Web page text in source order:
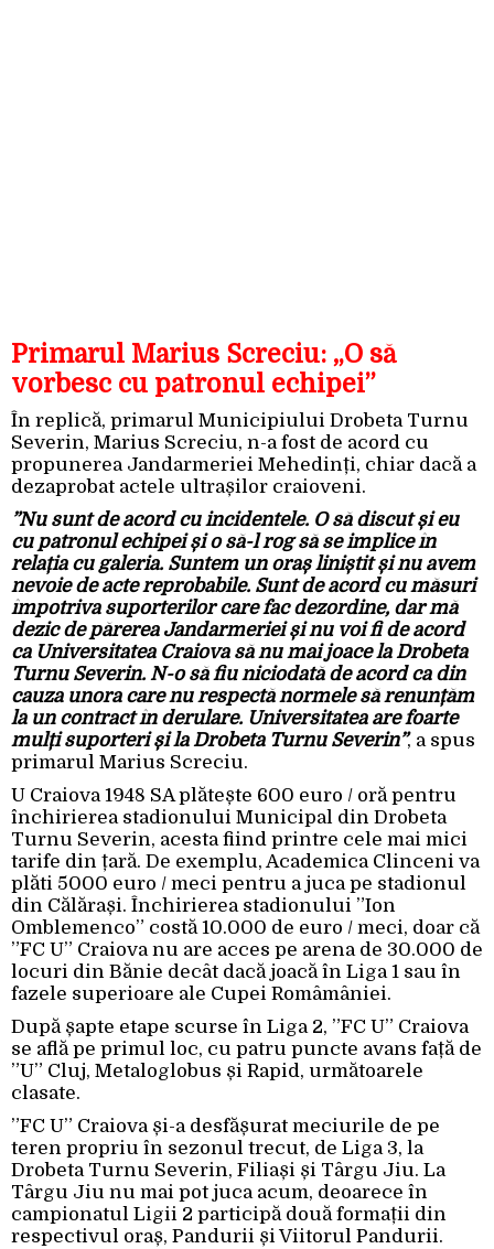
Primarul Marius Screciu: „O să
vorbesc cu patronul echipei”
În replică, primarul Municipiului Drobeta Turnu
Severin, Marius Screciu, n-a fost de acord cu
propunerea Jandarmeriei Mehedinți, chiar dacă a
dezaprobat actele ultrașilor craioveni.
”Nu sunt de acord cu incidentele. O să discut și eu
cu patronul echipei și o să-l rog să se implice în
relația cu galeria. Suntem un oraș liniștit și nu avem
nevoie de acte reprobabile. Sunt de acord cu măsuri
împotriva suporterilor care fac dezordine, dar mă
dezic de părerea Jandarmeriei și nu voi fi de acord
ca Universitatea Craiova să nu mai joace la Drobeta
Turnu Severin. N-o să fiu niciodată de acord ca din
cauza unora care nu respectă normele să renunțăm
la un contract în derulare. Universitatea are foarte
mulți suporteri și la Drobeta Turnu Severin”, a spus
primarul Marius Screciu.
U Craiova 1948 SA plătește 600 euro / oră pentru
închirierea stadionului Municipal din Drobeta
Turnu Severin, acesta fiind printre cele mai mici
tarife din țară. De exemplu, Academica Clinceni va
plăti 5000 euro / meci pentru a juca pe stadionul
din Călărași. Închirierea stadionului ”Ion
Omblemenco” costă 10.000 de euro / meci, doar că
”FC U” Craiova nu are acces pe arena de 30.000 de
locuri din Bănie decât dacă joacă în Liga 1 sau în
fazele superioare ale Cupei Româmâniei.
După șapte etape scurse în Liga 2, ”FC U” Craiova
se află pe primul loc, cu patru puncte avans față de
”U” Cluj, Metaloglobus și Rapid, următoarele
clasate.
”FC U” Craiova și-a desfășurat meciurile de pe
teren propriu în sezonul trecut, de Liga 3, la
Drobeta Turnu Severin, Filiași și Târgu Jiu. La
Târgu Jiu nu mai pot juca acum, deoarece în
campionatul Ligii 2 participă două formații din
respectivul oraș, Pandurii și Viitorul Pandurii.